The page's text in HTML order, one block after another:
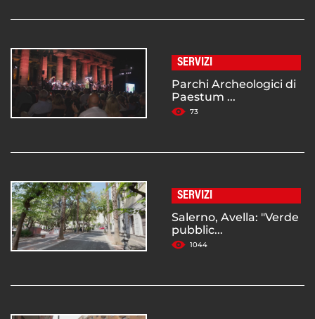
SERVIZI
Parchi Archeologici di
Paestum ...
73
SERVIZI
Salerno, Avella: "Verde
pubblic...
1044